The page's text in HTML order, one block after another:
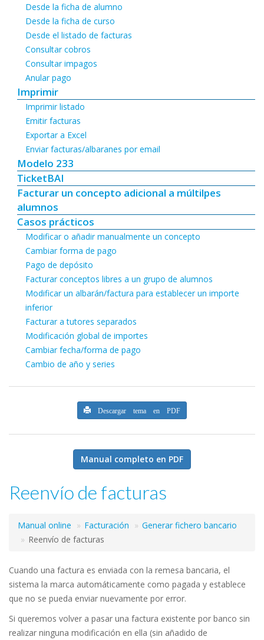
Desde la ficha de alumno
Desde la ficha de curso
Desde el listado de facturas
Consultar cobros
Consultar impagos
Anular pago
Imprimir
Imprimir listado
Emitir facturas
Exportar a Excel
Enviar facturas/albaranes por email
Modelo 233
TicketBAI
Facturar un concepto adicional a múltilpes
alumnos
Casos prácticos
Modificar o añadir manualmente un concepto
Cambiar forma de pago
Pago de depósito
Facturar conceptos libres a un grupo de alumnos
Modificar un albarán/factura para establecer un importe
inferior
Facturar a tutores separados
Modificación global de importes
Cambiar fecha/forma de pago
Cambio de año y series
Descargar tema en PDF
Manual completo en PDF
Reenvío de facturas
Manual online Facturación
Generar fichero bancario
Reenvío de facturas
Cuando una factura es enviada con la remesa bancaria, el
sistema la marca automáticamente como pagada y establece
que no se pueda enviar nuevamente por error.
Si queremos volver a pasar una factura existente por banco sin
realizar ninguna modificación en ella (sin añadido de